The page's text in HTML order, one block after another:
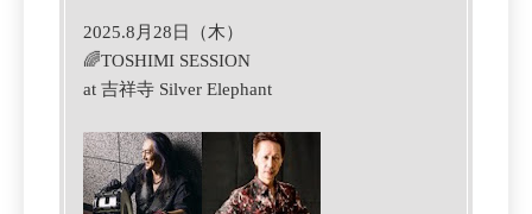
2025.8月28日（木）
🌈TOSHIMI SESSION
at 吉祥寺 Silver Elephant